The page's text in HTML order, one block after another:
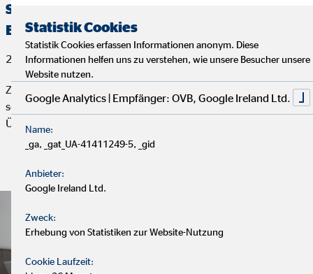
Sachbearbeiter*in Vertriebsservice für den
Bereich Bestandsbetreuung (m/w/d)
29. Juli 2026
Zur Verstärkung unseres Innendienstes suchen wir
schnellstmöglich befristet für 1 Jahr mit Option auf
Übernahme eine*n
Stelle ansehen und bewerben!
Statistik Cookies
Statistik Cookies erfassen Informationen anonym. Diese
Informationen helfen uns zu verstehen, wie unsere Besucher unsere
Website nutzen.
Google Analytics | Empfänger: OVB, Google Ireland Ltd.
Name:
_ga, _gat_UA-41411249-5, _gid
Anbieter:
Google Ireland Ltd.
Zweck:
Erhebung von Statistiken zur Website-Nutzung
Cookie Laufzeit: